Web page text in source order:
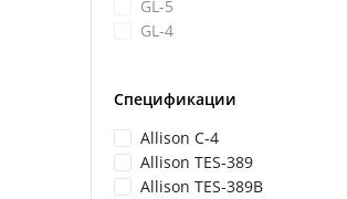
GL-5
GL-4
Спецификации
Allison C-4
Allison TES-389
Allison TES-389B